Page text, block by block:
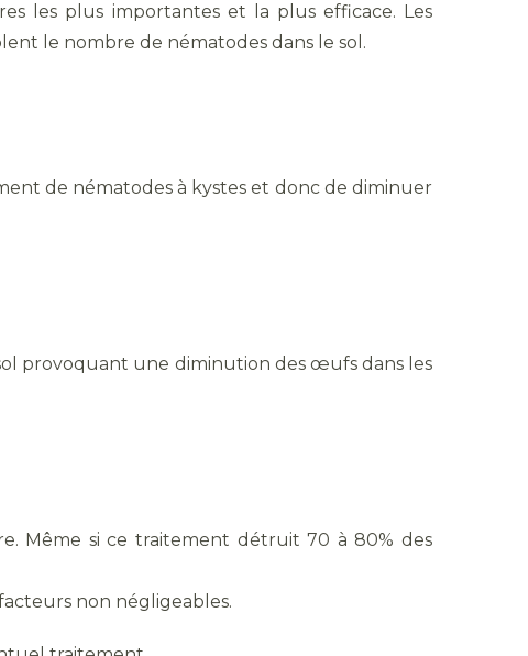
les plus importantes et la plus efficace. Les
le nombre de nématodes dans le sol.
de nématodes à kystes et donc de diminuer
provoquant une diminution des œufs dans les
Même si ce traitement détruit 70 à 80% des
non négligeables.